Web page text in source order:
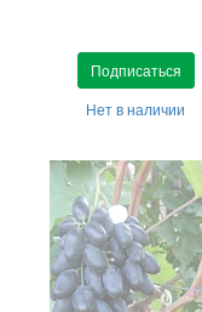
Подписаться
Нет в наличии